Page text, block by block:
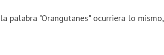
la palabra "Orangutanes" ocurriera lo mismo,